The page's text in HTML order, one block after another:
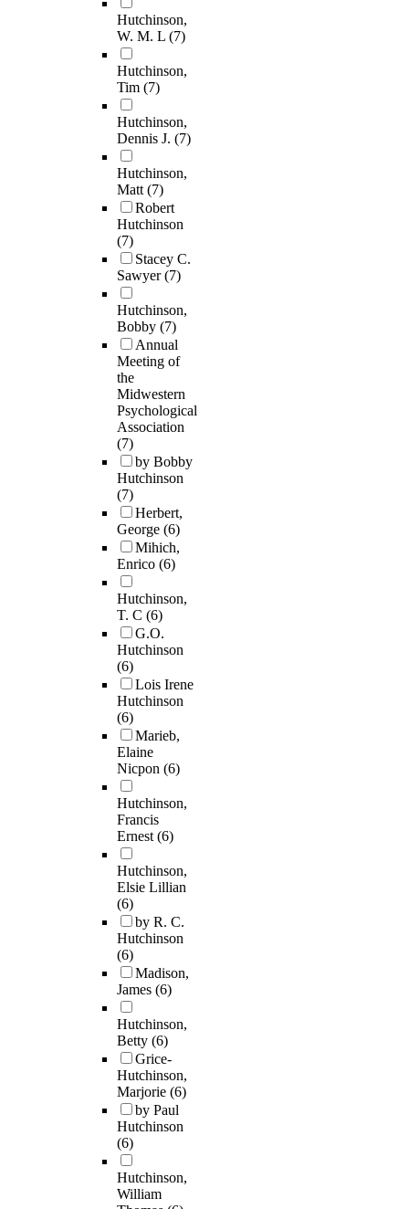
Hutchinson,
W. M. L (7)
Hutchinson,
Tim (7)
Hutchinson,
Dennis J. (7)
Hutchinson,
Matt(7)
Robert
Hutchinson
(7)
Stacey C.
Sawyer(7)
Hutchinson,
Bobby (7)
Annual
Meeting of
the
Midwestern
Psychological
Association
(7)
by Bobby
Hutchinson
(7)
Herbert,
George (6)
Mihich,
Enrico (6)
Hutchinson,
T. C (6)
G.O.
Hutchinson
(6)
Lois Irene
Hutchinson
(6)
Marieb,
Elaine
Nicpon (6)
Hutchinson,
Francis
Ernest(6)
Hutchinson,
Elsie Lillian
(6)
by R. C.
Hutchinson
(6)
Madison,
James (6)
Hutchinson,
Betty (6)
Grice-
Hutchinson,
Marjorie (6)
by Paul
Hutchinson
(6)
Hutchinson,
William